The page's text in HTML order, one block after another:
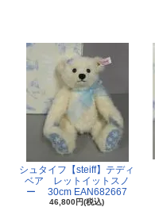
シュタイフ【steiff】テディ
ベア レットイットスノ
ー 30cm EAN682667
46,800円(税込)